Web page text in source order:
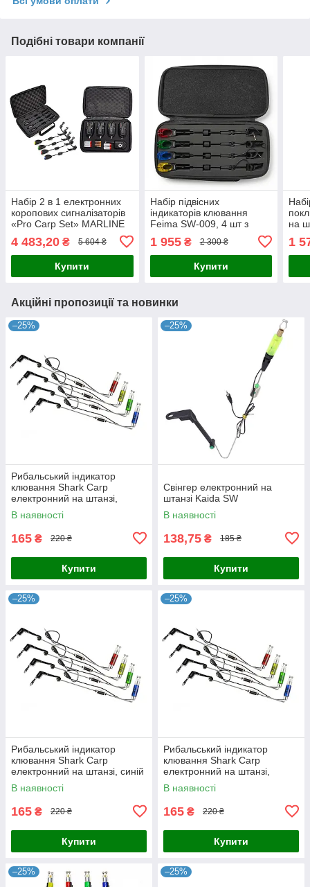
Подібні товари компанії
Набір 2 в 1 електронних
коропових сигналізаторів
«Pro Carp Set» MARLINE
4+1 JHA-522 + Weida SW
28-4 Black
4 483,20 ₴ 5 604 ₴
Купити
Набір підвісних
індикаторів клювання
Feima SW-009, 4 шт з
1 955₴ 2 300 ₴
Купити
на
1
Акційні пропозиції та новинки
–25%
Рибальський індикатор
клювання Shark Carp
електронний на штанзі,
червоний
В наявності
165 ₴ 220 ₴
Купити
–25%
Свінгер електронний на
штанзі Kaida SW
В наявності
138,75 ₴ 185 ₴
Купити
–25%
Рибальський індикатор
клювання Shark Carp
електронний на штанзі, синій
В наявності
165 ₴ 220 ₴
Купити
–25%
Рибальський індикатор
клювання Shark Carp
електронний на штанзі,
жовтий
В наявності
165 ₴ 220 ₴
Купити
–25% –25%